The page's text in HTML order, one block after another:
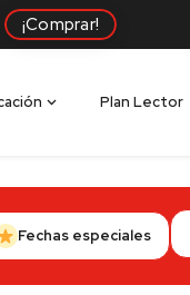
¡Comprar!
Plan Lector
Fechas especiales